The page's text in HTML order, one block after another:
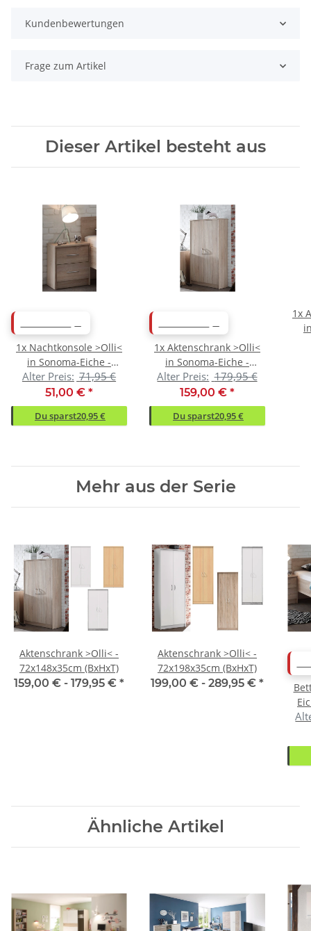
Kundenbewertungen
Frage zum Artikel
Dieser Artikel besteht aus
1x Nachtkonsole >Olli<
in Sonoma-Eiche -
38x48x35cm (BxHxT)
Alter Preis: 71,95 €
51,00 € *
Du sparst20,95 €
1x Aktenschrank >Olli<
in Sonoma-Eiche -
72x148x35cm (BxHxT)
Alter Preis: 179,95 €
159,00 € *
Du sparst20,95 €
1x
Mehr aus der Serie
Aktenschrank >Olli< -
72x148x35cm (BxHxT)
159,00 € - 179,95 € *
Aktenschrank >Olli< -
72x198x35cm (BxHxT)
199,00 € - 289,95 € *
Ähnliche Artikel